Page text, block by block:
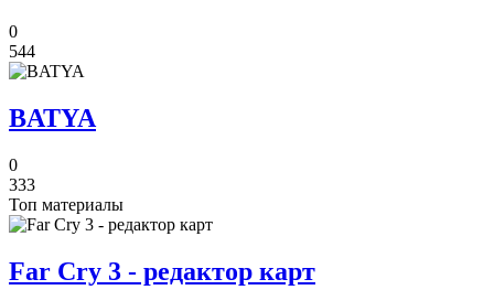
0
544
BATYA
0
333
Топ материалы
Far Cry 3 - редактор карт